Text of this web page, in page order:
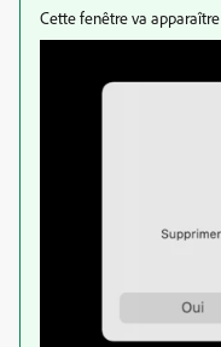
Cette fenêtre va apparaître